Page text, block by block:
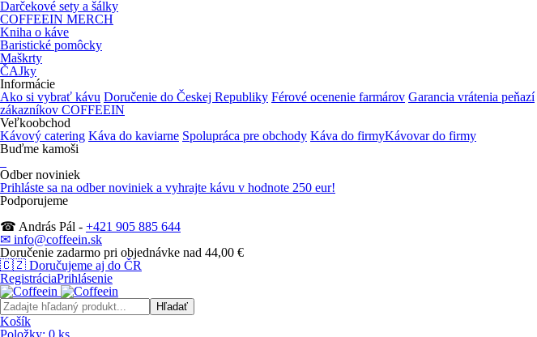
Darčekové sety a šálky
COFFEEIN MERCH
Kniha o káve
Baristické pomôcky
Maškrty
ČAJky
Informácie
Ako si vybrať kávu Doručenie do Českej Republiky Férové ocenenie farmárov Garancia vrátenia peňazí
zákazníkov COFFEEIN
Veľkoobchod
Kávový catering Káva do kaviarne Spolupráca pre obchody Káva do firmyKávovar do firmy
Buďme kamoši
Odber noviniek
Prihláste sa na odber noviniek a vyhrajte kávu v hodnote 250 eur!
Podporujeme
☎ András Pál - +421 905 885 644
✉ info@coffeein.sk
Doručenie zadarmo pri objednávke nad 44,00 €
🇨🇿 Doručujeme aj do ČR
RegistráciaPrihlásenie
Košík
Položky: 0 ks